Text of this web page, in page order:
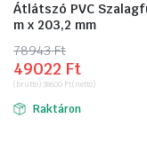
Átlátszó PVC
m x 203,2 mm
78943Ft
Original
price
was:
78943 Ft.
49022 Ft
Current
price
is:
49022 Ft.
(bruttó)38600 Ft(nettó)
Raktáron